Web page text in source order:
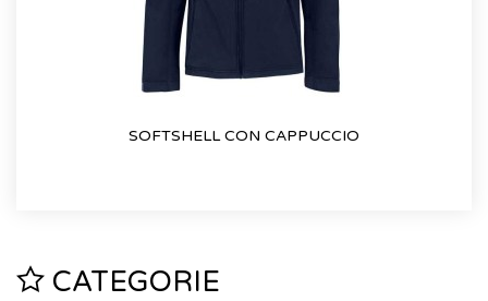
SOFTSHELL CON CAPPUCCIO
CATEGORIE